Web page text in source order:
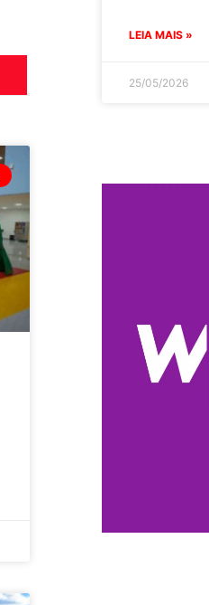
LEIA MAIS »
25/05/2026